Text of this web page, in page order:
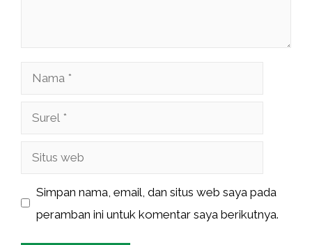
Nama
Surel
Situs
Simpan nama, email, dan situs web saya pada
peramban ini untuk komentar saya berikutnya.